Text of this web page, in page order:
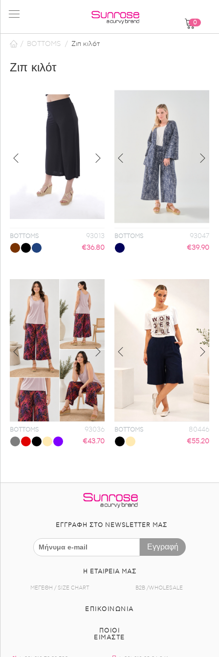
0
/ BOTTOMS / Ζιπ κιλότ
Ζιπ κιλότ
BOTTOMS
93013
€36.80
BOTTOMS
93047
€39.90
BOTTOMS
93036
€43.70
BOTTOMS
80446
€55.20
ΕΓΓΡΑΦΉ ΣΤΟ NEWSLETTER ΜΑΣ
Εγγραφή
Η ΕΤΑΙΡΕΊΑ ΜΑΣ
ΜΕΓΕΘΗ / SIZE CHART B2B /WHOLESALE
ΕΠΙΚΟΙΝΩΝΊΑ
ΠΟΙΟΙ
ΕΙΜΑΣΤΕ